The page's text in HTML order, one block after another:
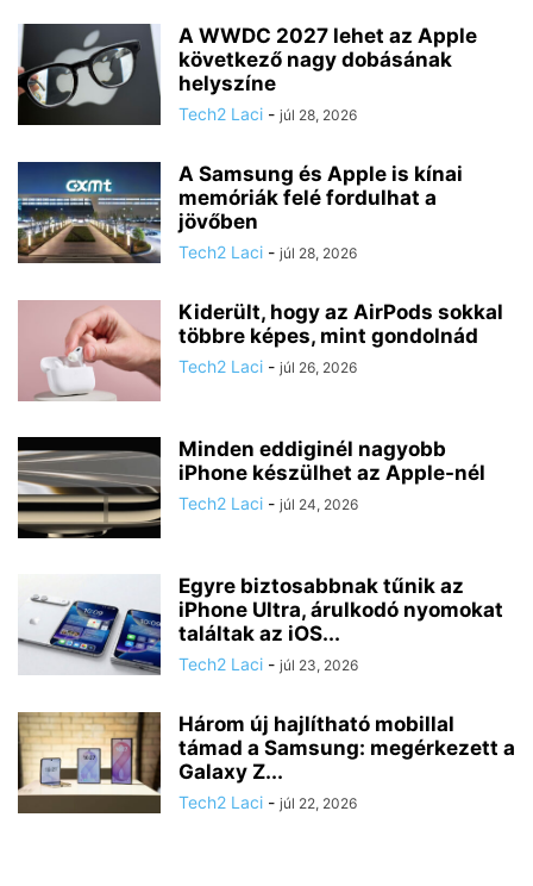
A WWDC 2027 lehet az Apple
következő nagy dobásának
helyszíne
Tech2 Laci - júl 28, 2026
A Samsung és Apple is kínai
memóriák felé fordulhat a
jövőben
Tech2 Laci - júl 28, 2026
Kiderült, hogy az AirPods sokkal
többre képes, mint gondolnád
Tech2 Laci - júl 26, 2026
Minden eddiginél nagyobb
iPhone készülhet az Apple-nél
Tech2 Laci - júl 24, 2026
Egyre biztosabbnak tűnik az
iPhone Ultra, árulkodó nyomokat
találtak az iOS...
Tech2 Laci - júl 23, 2026
Három új hajlítható mobillal
támad a Samsung: megérkezett a
Galaxy Z...
Tech2 Laci - júl 22, 2026